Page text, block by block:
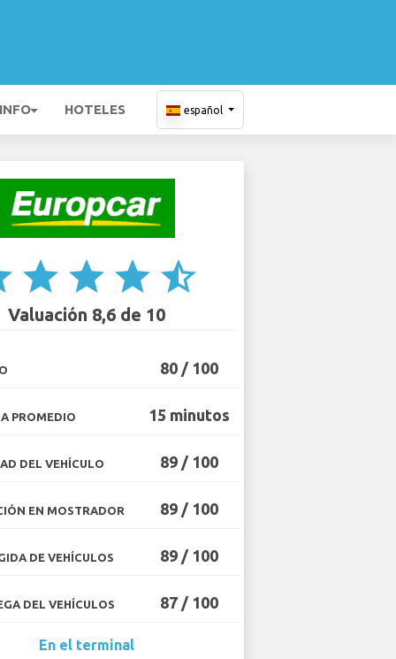
HOTELES español
star star star star_half
Valuación 8,6 de 10
80 / 100
PROMEDIO 15 minutos
DEL VEHÍCULO 89 / 100
EN MOSTRADOR 89 / 100
DE VEHÍCULOS 89 / 100
DEL VEHÍCULOS 87 / 100
En el terminal